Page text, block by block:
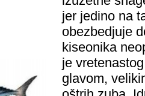
jer jedino na
obezbedjuje
kiseonika
je
glavom,